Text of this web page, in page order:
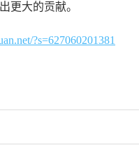
更大的贡献。
?s=627060201381